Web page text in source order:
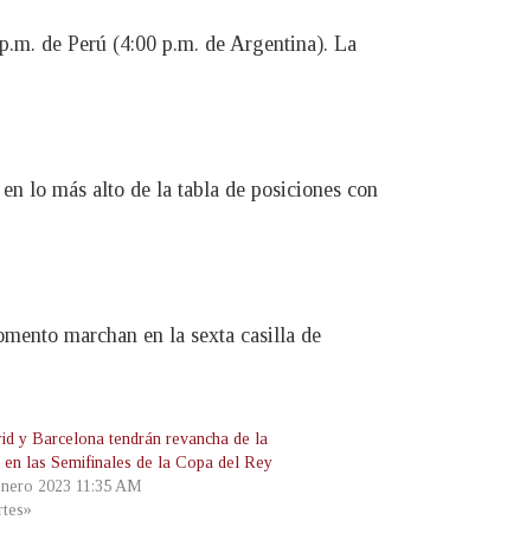
de Perú (4:00 p.m. de Argentina). La
lo más alto de la tabla de posiciones con
marchan en la sexta casilla de
y Barcelona tendrán revancha de la
en las Semifinales de la Copa del Rey
2023 11:35 AM